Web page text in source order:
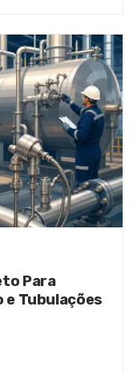
Para
e Tubulações